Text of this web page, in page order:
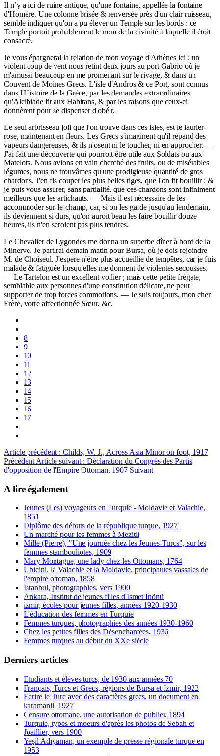
Il n’y a ici de ruine antique, qu'une fontaine, appellée la fontaine
d'Homère. Une colonne brisée & renversée près d'un clair ruisseau,
semble indiquer qu'on a pu élever un Temple sur les bords : ce
Temple portoit probablement le nom de la divinité à laquelle il étoit
consacré.
Je vous épargnerai la relation de mon voyage d'Athènes ici : un
violent coup de vent nous retint deux jours au port Gabrio où je
m'amusai beaucoup en me promenant sur le rivage, & dans un
Couvent de Moines Grecs. L'isle d'Andros & ce Port, sont connus
dans l'Histoire de la Grèce, par les demandes extraordinaires
qu'Alcibiade fit aux Habitans, & par les raisons que ceux-ci
donnèrent pour se dispenser d'obéir.
Le seul arbrisseau joli que l'on trouve dans ces isles, est le laurier-
rose, maintenant en fleurs. Les Grecs s'imaginent qu'il répand des
vapeurs dangereuses, & ils n'osent ni le toucher, ni en approcher. —
J'ai fait une découverte qui pourroit être utile aux Soldats ou aux
Matelots. Nous avions en vain cherché des fruits, ou de misérables
légumes, nous ne trouvâmes qu'une prodigieuse quantité de gros
chardons. J'en fis couper les plus belles tiges, que l'on fit bouillir ; &
je puis vous assurer, sans partialité, que ces chardons sont infiniment
meilleurs que les artichauts. — Mais il est nécessaire de les
accommoder sur-le-champ, car, si on les garde jusqu'au lendemain,
ils deviennent si durs, qu'on auroit beau les faire bouillir douze
heures, ils n'en seroient pas plus tendres.
Le Chevalier de Lygondes me donna un superbe dîner à bord de la
Minerve. Je partirai demain matin pour Bursa, où je dois rejoindre
M. de Choiseul. J'espere n'être plus accueillie de tempêtes, car je fuis
malade & fatiguée lorsqu'elles me donnent de violentes secousses.
— Le Tartelon est un excellent voilier ; mais cette petite frégate,
semblable aux personnes d'une constitution délicate, ne peut
supporter de trop forces commotions. — Je suis toujours, mon cher
Frère, votre affectionnée Sœur, &c.
8
9
10
11
12
13
14
15
16
17
Article précédent : Childs, W. J., Across Asia Minor on foot, 1917
Précédent Article suivant : Déclaration du Congrès des Partis
d'opposition de l'Empire Ottoman, 1907 Suivant
A lire également
Jeunes (Les) voyageurs en Turquie - Moldavie et Valachie,
1851
Diplôme des débuts de la république turque, 1927
Un marché pour les femmes à Mezitli
Mille (Pierre), "Une journée chez les Jeunes-Turcs", sur les
femmes stambouliotes, 1909
Mary Montague, une lady chez les Ottomans, 1764
Ubicini, la Valachie et la Moldavie, principautés vassales de
l'empire ottoman, 1858
Istanbul, photographies, vers 1900
Ankara, Institut de jeunes filles d'Ismet Inönü
izmir, écoles pour jeunes filles, années 1920-1930
L'éducation des femmes en Turquie
Femmes turques, photographies des années 1930-1960
Chez les petites filles des Désenchantées, 1936
Femmes turques au début du XXe siècle
Derniers articles
Etudiants et élèves turcs, de 1930 aux années 70
Français, Turcs et Grecs, régions de Bursa et Izmir, 1922
Ecrire le Turc avec des caractères grecs, un document en
karamanli, 1927
Censure ottomane, une autorisation de publier, 1894
Turquie, types et moeurs d'après les photos de Sebah et
Joaillier, vers 1900
Yeşil Adıyaman, un exemple de presse régionale turque en
1953